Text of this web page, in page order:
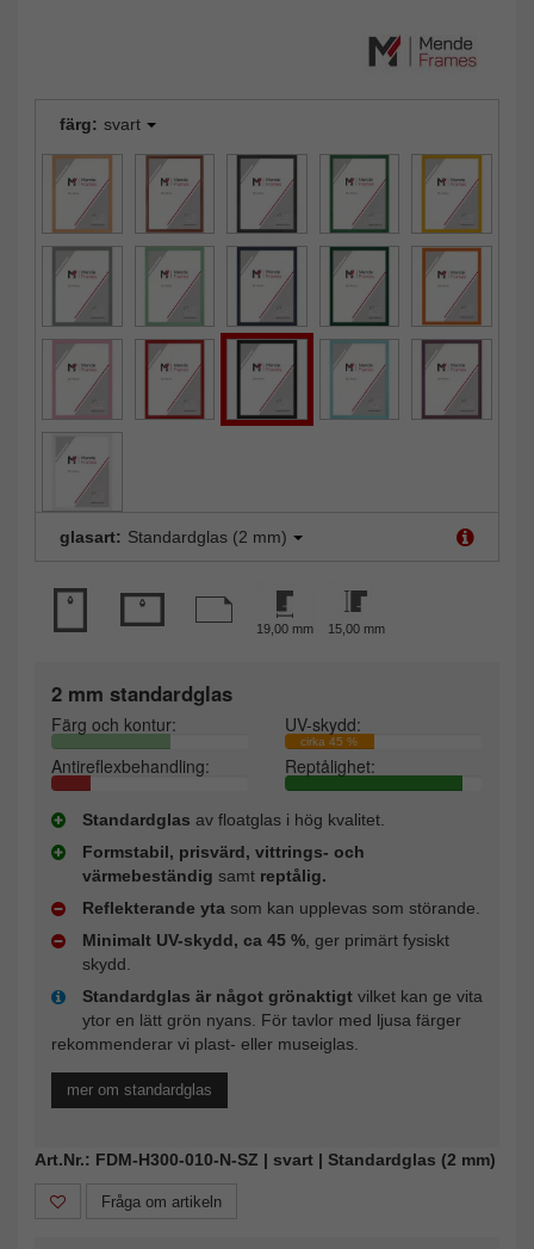
färg: svart
glasart: Standardglas (2 mm)
19,00 mm 15,00 mm
2 mm standardglas
Färg och kontur: UV-skydd:
cirka 45 %
Antireflexbehandling: Reptålighet:
Standardglas av floatglas i hög kvalitet.
Formstabil, prisvärd, vittrings- och
värmebeständig samt reptålig.
Reflekterande yta som kan upplevas som störande.
Minimalt UV-skydd, ca 45 % , ger primärt fysiskt
skydd.
Standardglas är något grönaktigt vilket kan ge vita
ytor en lätt grön nyans. För tavlor med ljusa färger
rekommenderar vi plast- eller museiglas.
mer om standardglas
Art.Nr.: FDM-H300-010-N-SZ | svart | Standardglas (2 mm)
Fråga om artikeln